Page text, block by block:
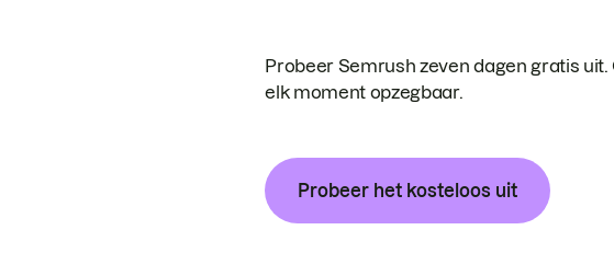
Probeer Semrush zeven dagen gratis uit.
elk moment opzegbaar.
Probeer het kosteloos uit